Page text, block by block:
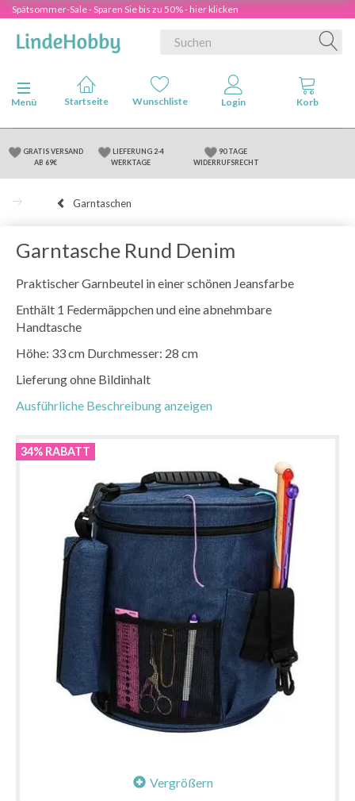
Spätsommer-Sale - Sparen Sie bis zu 50% - hier klicken
Anzeige ändern
Menü
GRATIS VERSAND
AB 69€
LIEFERUNG 2-4
WERKTAGE
90 TAGE
WIDERRUFSRECHT
Garntaschen
Garntasche Rund Denim
Praktischer Garnbeutel in einer schönen Jeansfarbe
Enthält 1 Federmäppchen und eine abnehmbare
Handtasche
Höhe: 33 cm Durchmesser: 28 cm
Lieferung ohne Bildinhalt
Ausführliche Beschreibung anzeigen
34% RABATT
Vergrößern